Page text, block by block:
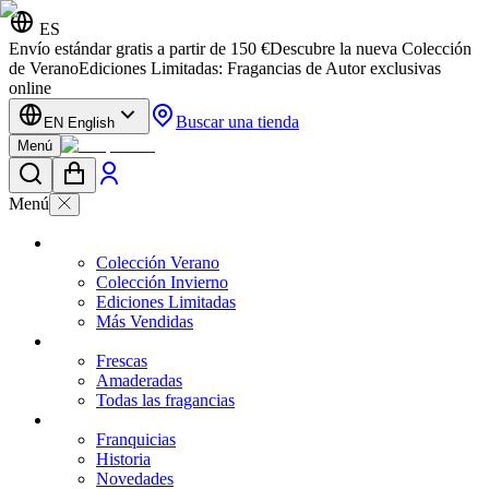
ES
Envío estándar gratis a partir de 150 €Descubre la nueva Colección
de VeranoEdiciones Limitadas: Fragancias de Autor exclusivas
online
EN English Buscar una tienda
Menú
Menú
Colección Verano
Colección Invierno
Ediciones Limitadas
Más Vendidas
Frescas
Amaderadas
Todas las fragancias
Franquicias
Historia
Novedades